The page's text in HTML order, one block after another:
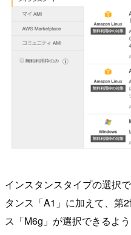
インスタンスタイプの選択
タンス「A1」に加えて、第
ス「M6g」が選択できるよう